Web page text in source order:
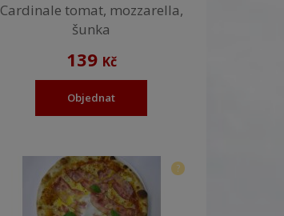
Cardinale tomat, mozzarella,
šunka
139 Kč
Objednat
?